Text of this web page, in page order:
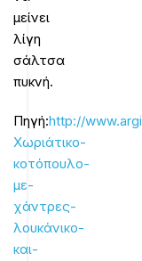
μείνει
λίγη
σάλτσα
πυκνή.
Πηγή:http://
Χωριάτικο-
κοτόπουλο-
με-
χάντρες-
λουκάνικο-
και-